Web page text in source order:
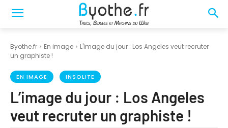
Byothe.fr En image
L'image du jour : Los Angeles veut recruter
un graphiste !
EN IMAGE INSOLITE
L’image du jour : Los Angeles
veut recruter un graphiste !